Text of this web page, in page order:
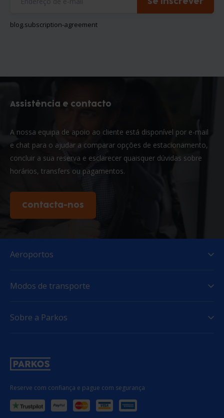
blog.subscription-agreement
Assistência e contacto
A nossa equipa de apoio ao cliente está disponível por e-mail
e chat para o ajudar a comparar opções de estacionamento,
concluir a sua reserva e esclarecer quaisquer dúvidas sobre
horários, transfers ou pagamentos.
Contacta-nos
Reserve com confiança e pague com segurança
Aeroportos
Modos de transporte
Sobre a Parkos